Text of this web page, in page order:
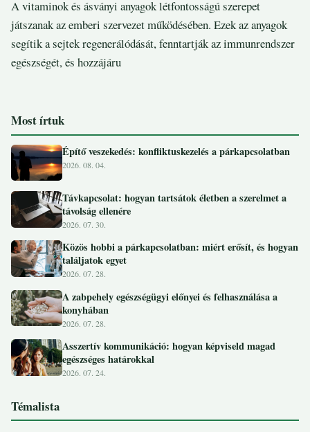
A vitaminok és ásványi anyagok létfontosságú szerepet
játszanak az emberi szervezet működésében. Ezek az anyagok
segítik a sejtek regenerálódását, fenntartják az immunrendszer
egészségét, és hozzájáru
Most írtuk
Építő veszekedés: konfliktuskezelés a párkapcsolatban
2026. 08. 04.
Távkapcsolat: hogyan tartsátok életben a szerelmet a
távolság ellenére
2026. 07. 30.
Közös hobbi a párkapcsolatban: miért erősít, és hogyan
találjatok egyet
2026. 07. 28.
A zabpehely egészségügyi előnyei és felhasználása a
konyhában
2026. 07. 28.
Asszertív kommunikáció: hogyan képviseld magad
egészséges határokkal
2026. 07. 24.
Témalista